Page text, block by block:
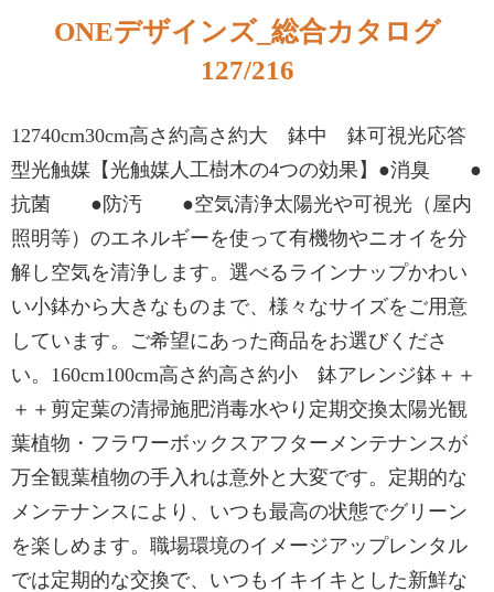
ONEデザインズ_総合カタログ
127/216
12740cm30cm高さ約高さ約大 鉢中 鉢可視光応答
型光触媒【光触媒人工樹木の4つの効果】●消臭 ●
抗菌 ●防汚 ●空気清浄太陽光や可視光（屋内
照明等）のエネルギーを使って有機物やニオイを分
解し空気を清浄します。選べるラインナップかわい
い小鉢から大きなものまで、様々なサイズをご用意
しています。ご希望にあった商品をお選びくださ
い。160cm100cm高さ約高さ約小 鉢アレンジ鉢＋＋
＋＋剪定葉の清掃施肥消毒水やり定期交換太陽光観
葉植物・フラワーボックスアフターメンテナンスが
万全観葉植物の手入れは意外と大変です。定期的な
メンテナンスにより、いつも最高の状態でグリーン
を楽しめます。職場環境のイメージアップレンタル
では定期的な交換で、いつもイキイキとした新鮮な